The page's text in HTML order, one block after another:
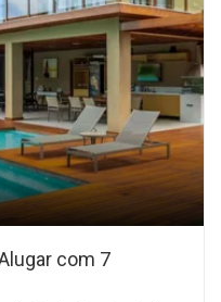
com 7